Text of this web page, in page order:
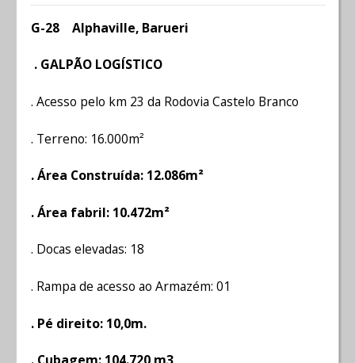
G-28 Alphaville, Barueri
. GALPÃO LOGÍSTICO
. Acesso pelo km 23 da Rodovia Castelo Branco
. Terreno: 16.000m²
. Área Construída: 12.086m²
. Área fabril: 10.472m²
. Docas elevadas: 18
. Rampa de acesso ao Armazém: 01
. Pé direito: 10,0m.